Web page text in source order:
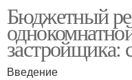
Ремонт в
Бюджетный
застройщика:
Введение